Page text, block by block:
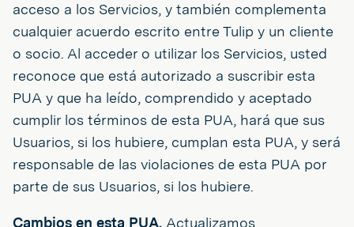
acceso a los Servicios, y también complementa
cualquier acuerdo escrito entre Tulip y un cliente
o socio. Al acceder o utilizar los Servicios, usted
reconoce que está autorizado a suscribir esta
PUA y que ha leído, comprendido y aceptado
cumplir los términos de esta PUA, hará que sus
Usuarios, si los hubiere, cumplan esta PUA, y será
responsable de las violaciones de esta PUA por
parte de sus Usuarios, si los hubiere.
Cambios en esta PUA. Actualizamos